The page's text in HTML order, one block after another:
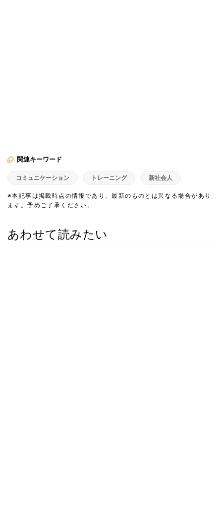
関連キーワード
コミュニケーション トレーニング 新社会人
※本記事は掲載時点の情報であり、最新のものとは異なる場合があり
ます。予めご了承ください。
あわせて読みたい